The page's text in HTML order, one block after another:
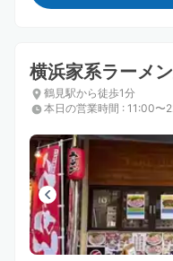
横浜家系ラーメ
鶴見駅から徒歩1分
本日の営業時間 : 11:00〜